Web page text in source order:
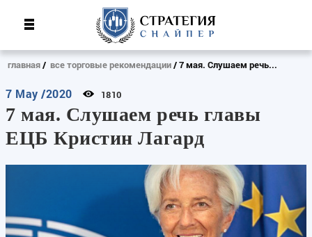
главная все торговые рекомендации 7 мая. Слушаем речь...
7 May /2020 1810
7 мая. Слушаем речь главы
ЕЦБ Кристин Лагард